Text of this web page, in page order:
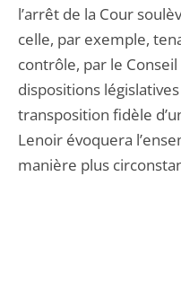
l’arrêt de la Cour
celle, par exemple,
contrôle, par le
dispositions
transposition fidèle
Lenoir évoquera
manière plus